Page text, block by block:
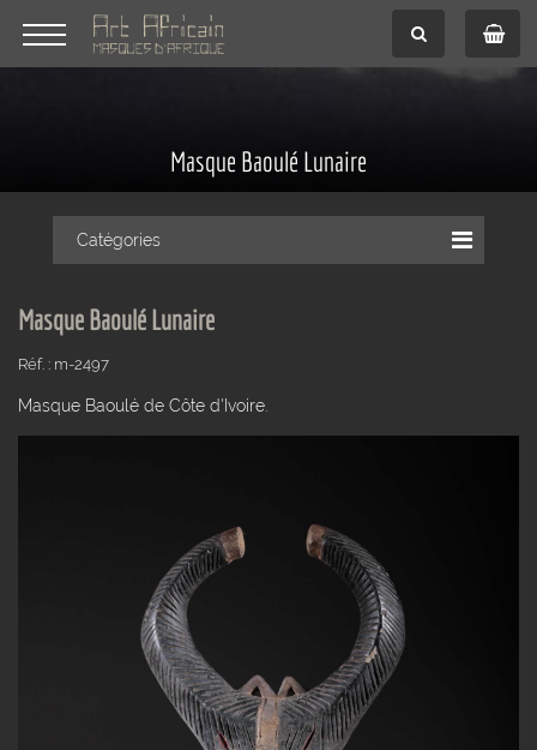
Masque Baoulé Lunaire
Catégories
Masque Baoulé Lunaire
Réf. : m-2497
Masque Baoulé de Côte d'Ivoire.